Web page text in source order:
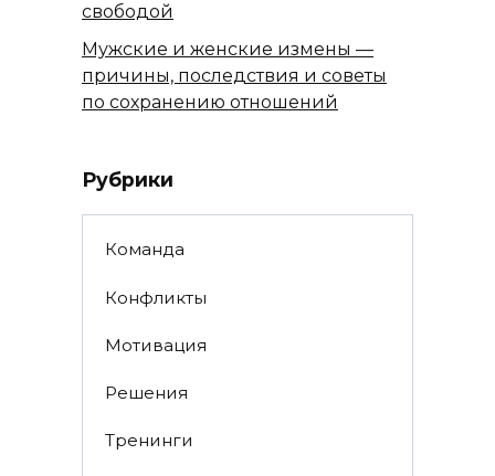
свободой
Мужские и женские измены —
причины, последствия и советы
по сохранению отношений
Рубрики
Команда
Конфликты
Мотивация
Решения
Тренинги